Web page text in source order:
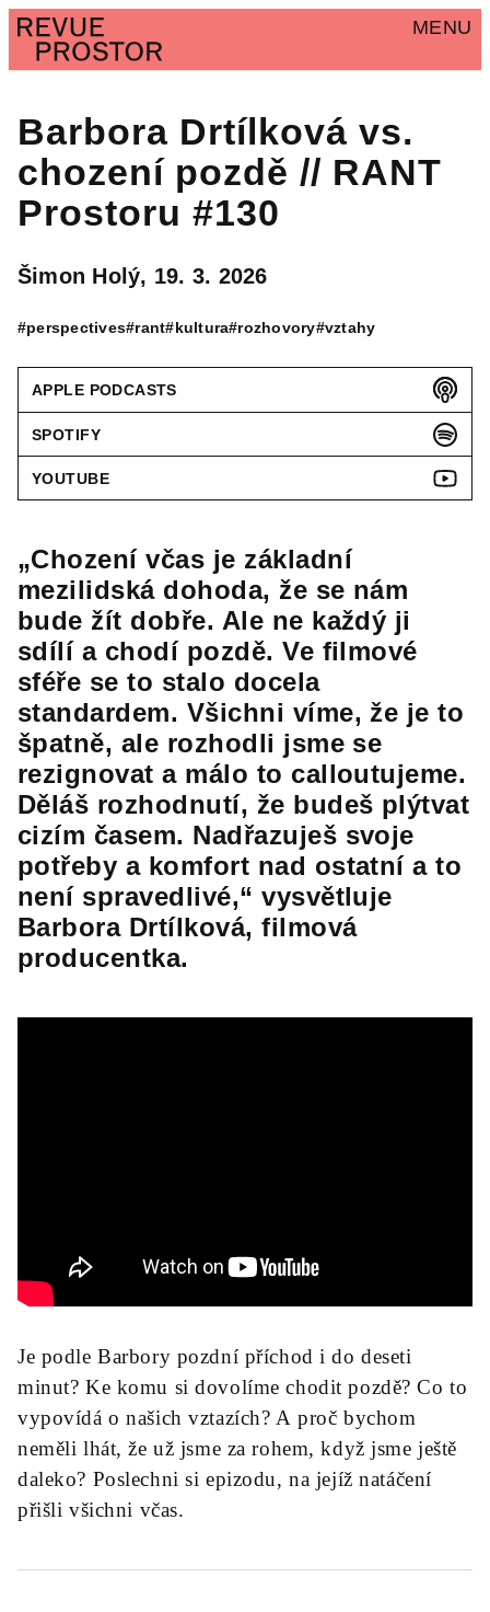
MENU
Barbora Drtílková vs.
chození pozdě // RANT
Prostoru #130
Šimon Holý, 19. 3. 2026
#perspectives#rant#kultura#rozhovory#vztahy
APPLE PODCASTS
SPOTIFY
YOUTUBE
„Chození včas je základní
mezilidská dohoda, že se nám
bude žít dobře. Ale ne každý ji
sdílí a chodí pozdě. Ve filmové
sféře se to stalo docela
standardem. Všichni víme, že je to
špatně, ale rozhodli jsme se
rezignovat a málo to calloutujeme.
Děláš rozhodnutí, že budeš plýtvat
cizím časem. Nadřazuješ svoje
potřeby a komfort nad ostatní a to
není spravedlivé,“ vysvětluje
Barbora Drtílková, filmová
producentka.
Je podle Barbory pozdní příchod i do deseti
minut? Ke komu si dovolíme chodit pozdě? Co to
vypovídá o našich vztazích? A proč bychom
neměli lhát, že už jsme za rohem, když jsme ještě
daleko? Poslechni si epizodu, na jejíž natáčení
přišli všichni včas.